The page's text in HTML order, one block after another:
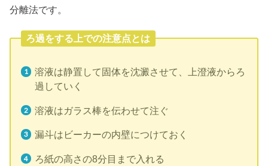
分離法です。
ろ過をする上での注意点とは
溶液は静置して固体を沈澱させて、上澄液からろ
過していく
溶液はガラス棒を伝わせて注ぐ
漏斗はビーカーの内壁につけておく
ろ紙の高さの8分目まで入れる